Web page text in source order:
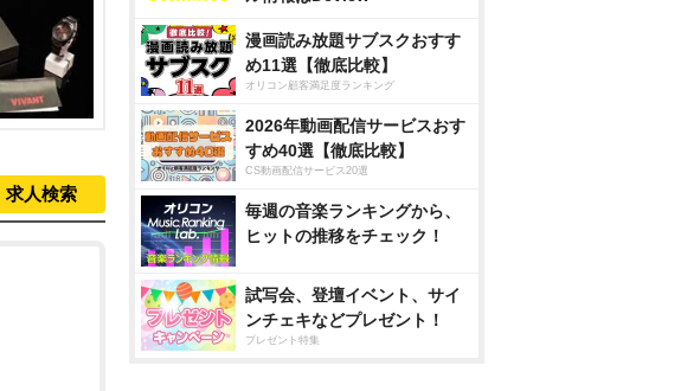
求人検索
漫画読み放題サブスクおすす
め11選【徹底比較】
オリコン顧客満足度ランキング
2026年動画配信サービスおす
すめ40選【徹底比較】
CS動画配信サービス20選
毎週の音楽ランキングから、
ヒットの推移をチェック！
試写会、登壇イベント、サイ
ンチェキなどプレゼント！
プレゼント特集